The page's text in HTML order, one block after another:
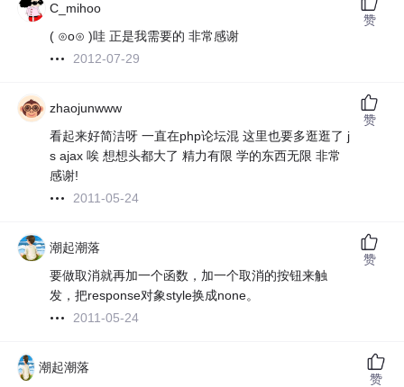
C_mihoo
( ⊙o⊙ )哇 正是我需要的 非常感谢
2012-07-29
赞
zhaojunwww
看起来好简洁呀 一直在php论坛混 这里也要多逛逛了 j
s ajax 唉 想想头都大了 精力有限 学的东西无限 非常
感谢!
2011-05-24
赞
潮起潮落
要做取消就再加一个函数，加一个取消的按钮来触
发，把response对象style换成none。
2011-05-24
赞
潮起潮落
赞